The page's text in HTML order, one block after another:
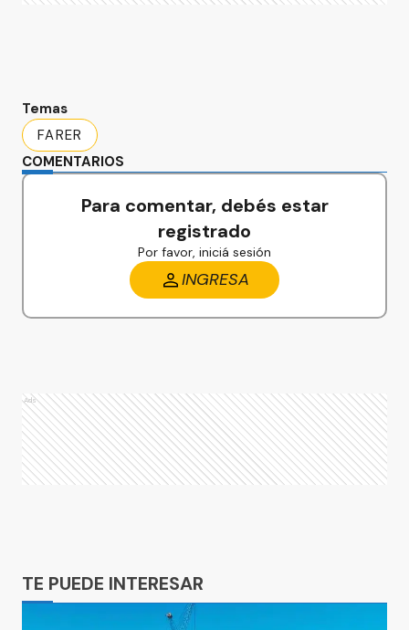
Temas
FARER
COMENTARIOS
Para comentar, debés estar
registrado
Por favor, iniciá sesión
INGRESA
Ads
TE PUEDE INTERESAR